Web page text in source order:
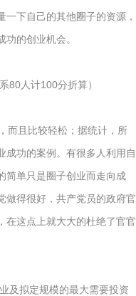
下自己的其他圈子的资源，
功的创业机会。
80人计100分折算）
而且比较轻松；据统计，所
成功的案例。有很多人利用自
简单只是圈子创业而走向成
做得很好，共产党员的政府官
在这点上就大大的杜绝了官官
及拟定规模的最大需要投资